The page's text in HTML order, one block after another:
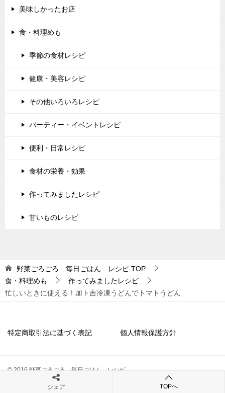
美味しかったお店
食・料理めも
季節の食材レシピ
健康・美容レシピ
その他いろいろレシピ
パーティー・イベントレシピ
便利・日常レシピ
食材の栄養・効果
作ってみましたレシピ
甘いものレシピ
野菜ごろごろ 毎日ごはん レシピ TOP
食・料理めも
作ってみましたレシピ
忙しいときに使える！加ト吉冷凍うどんでトマトうどん
特定商取引法に基づく表記 個人情報保護方針
© 2016 野菜ごろごろ 毎日ごはん レシピ
シェア TOPへ